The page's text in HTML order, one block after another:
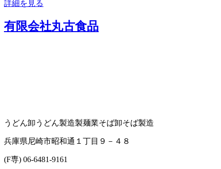
詳細を見る
有限会社丸古食品
うどん卸 うどん製造製麺業そば卸そば製造
兵庫県尼崎市昭和通１丁目９－４８
(F専) 06-6481-9161